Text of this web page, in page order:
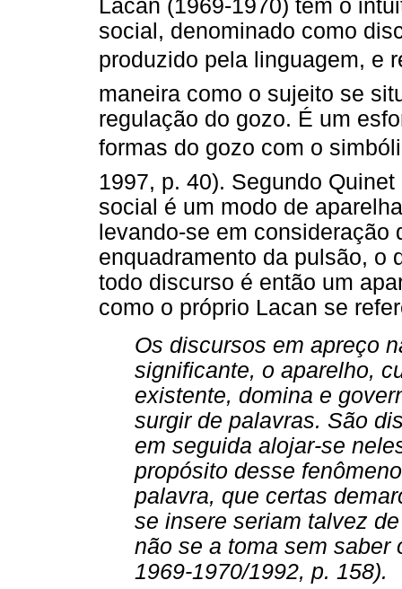
Lacan (1969-1970) tem o
social, denominado como
produzido pela linguagem, e
maneira como o sujeito se
regulação do gozo. É um
formas do gozo com o
1997, p. 40). Segundo
social é um modo de
levando-se em consideração
enquadramento da pulsão, o
todo discurso é então um
como o próprio Lacan se
Os discursos em apreço
significante, o aparelho,
existente, domina e
surgir de palavras. São
em seguida alojar-se
propósito desse
palavra, que certas
se insere seriam talvez
não se a toma sem saber
1969-1970/1992, p. 158).